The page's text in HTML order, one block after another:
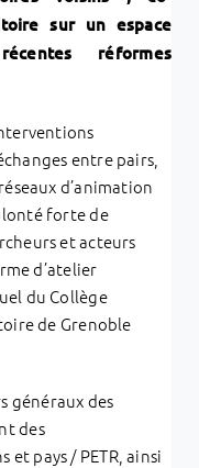
sur un espace
réformes
entre pairs,
d’animation
forte de
et acteurs
d’atelier
du Collège
de Grenoble
généraux des
des
pays / PETR, ainsi